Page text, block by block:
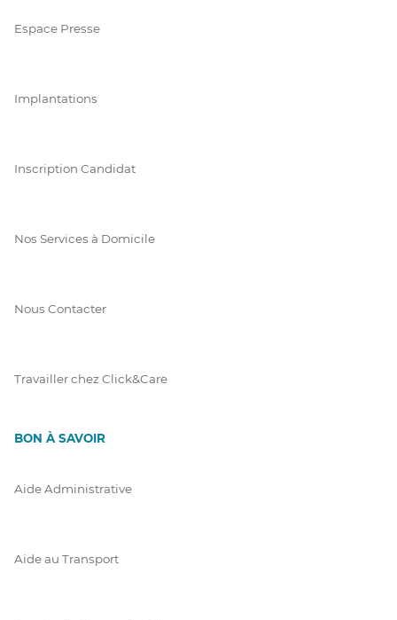
Espace Presse
Implantations
Inscription Candidat
Nos Services à Domicile
Nous Contacter
Travailler chez Click&Care
BON À SAVOIR
Aide Administrative
Aide au Transport